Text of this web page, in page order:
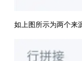
如上图所示为两个来